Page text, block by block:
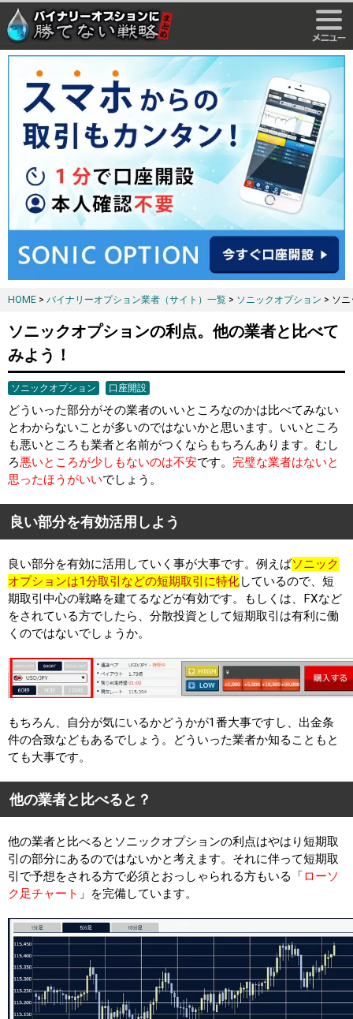
HOME > バイナリーオプション業者（サイト）一覧 > ソニックオプション > ソ
ソニックオプションの利点。他の業者と比べて
みよう！
ソニックオプション 口座開設
どういった部分がその業者のいいところなのかは比べてみない
とわからないことが多いのではないかと思います。いいところ
も悪いところも業者と名前がつくならもちろんあります。むし
ろ悪いところが少しもないのは不安です。 完璧な業者はないと
思ったほうがいいでしょう。
良い部分を有効活用しよう
良い部分を有効に活用していく事が大事です。例えばソニック
オプションは1分取引などの短期取引に特化しているので、短
期取引中心の戦略を建てるなどが有効です。もしくは、FXなど
をされている方でしたら、分散投資として短期取引は有利に働
くのではないでしょうか。
もちろん、自分が気にいるかどうかが1番大事ですし、出金条
件の合致などもあるでしょう。どういった業者か知ることもと
ても大事です。
他の業者と比べると？
他の業者と比べるとソニックオプションの利点はやはり短期取
引の部分にあるのではないかと考えます。それに伴って短期取
引で予想をされる方で必須とおっしゃられる方もいる「ローソ
ク足チャート 」を完備しています。